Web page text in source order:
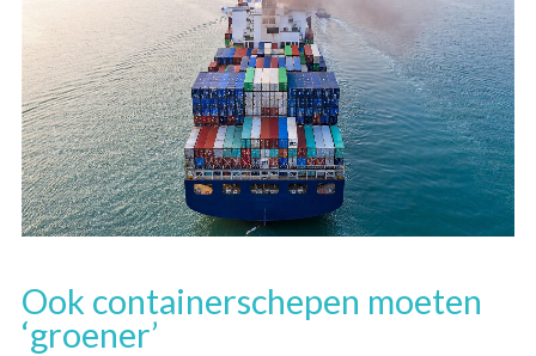
Ook containerschepen moeten
‘groener’